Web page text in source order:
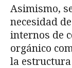
Asimismo,
necesidad
internos de
orgánico
la